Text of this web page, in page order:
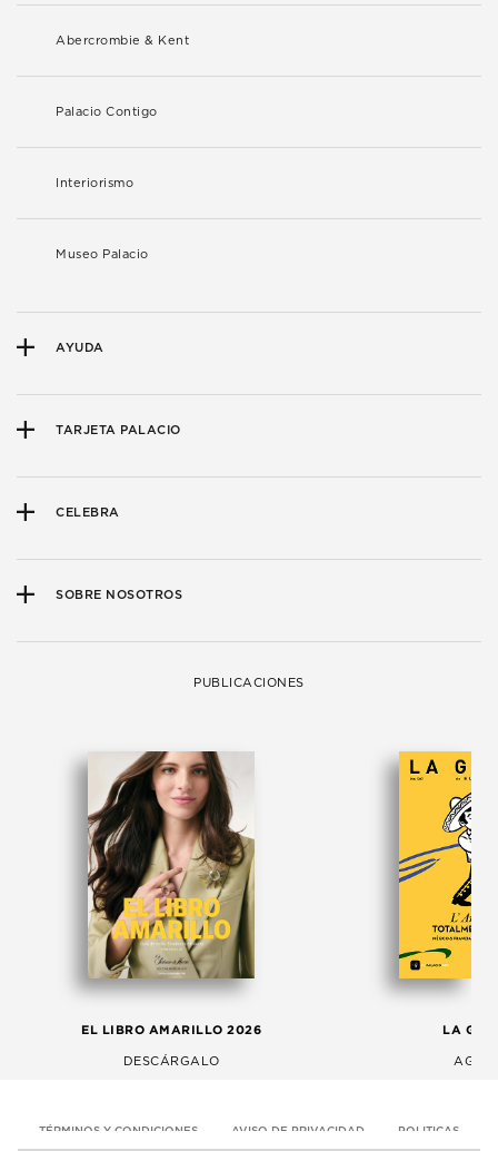
Abercrombie & Kent
Palacio Contigo
Interiorismo
Museo Palacio
AYUDA
TARJETA PALACIO
CELEBRA
SOBRE NOSOTROS
PUBLICACIONES
EL LIBRO AMARILLO 2026
DESCÁRGALO
LA
TÉRMINOS Y CONDICIONES AVISO DE PRIVACIDAD POLITICAS